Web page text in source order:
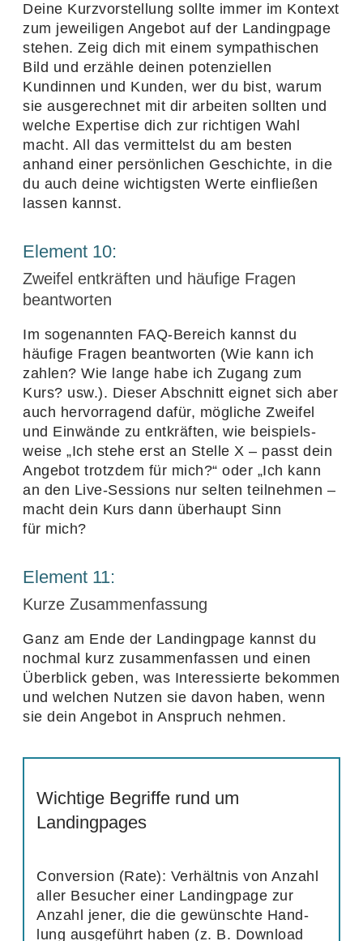
Deine Kurz­vor­stel­lung sollte immer im Kontext
zum jewei­ligen Angebot auf der Landing­page
stehen. Zeig dich mit einem sympa­thi­schen
Bild und erzähle deinen poten­zi­ellen
Kundinnen und Kunden, wer du bist, warum
sie ausge­rechnet mit dir arbeiten sollten und
welche Exper­tise dich zur rich­tigen Wahl
macht. All das vermit­telst du am besten
anhand einer persön­li­chen Geschichte, in die
du auch deine wich­tigsten Werte einfließen
lassen kannst.
Element 10:
Zweifel entkräften und häufige Fragen
beantworten
Im soge­nannten FAQ-Bereich kannst du
häufige Fragen beant­worten (Wie kann ich
zahlen? Wie lange habe ich Zugang zum
Kurs? usw.). Dieser Abschnitt eignet sich aber
auch hervor­ra­gend dafür, mögliche Zweifel
und Einwände zu entkräften, wie beispiels­
weise „Ich stehe erst an Stelle X – passt dein
Angebot trotzdem für mich?“ oder „Ich kann
an den Live-Sessions nur selten teil­nehmen –
macht dein Kurs dann über­haupt Sinn
für mich?
Element 11:
Kurze Zusammenfassung
Ganz am Ende der Landing­page kannst du
nochmal kurz zusam­men­fassen und einen
Über­blick geben, was Inter­es­sierte bekommen
und welchen Nutzen sie davon haben, wenn
sie dein Angebot in Anspruch nehmen.
Wichtige Begriffe rund um
Landingpages
Conver­sion (Rate): Verhältnis von Anzahl
aller Besu­cher einer Landing­page zur
Anzahl jener, die die gewünschte Hand­
lung ausge­führt haben (z. B. Down­load